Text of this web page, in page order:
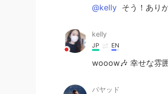
@kelly そう！あり
kelly
JP EN
wooow🎶 幸せな雰
パヤッド